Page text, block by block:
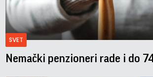
SVET
Nemački penzioneri rade i do